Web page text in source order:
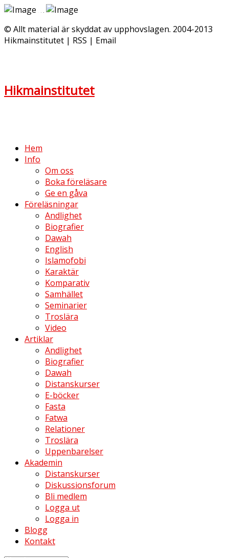
© Allt material är skyddat av upphovslagen. 2004-2013
Hikmainstitutet | RSS | Email
Hikmainstitutet
Hem
Info
Om oss
Boka föreläsare
Ge en gåva
Föreläsningar
Andlighet
Biografier
Dawah
English
Islamofobi
Karaktär
Komparativ
Samhället
Seminarier
Troslära
Video
Artiklar
Andlighet
Biografier
Dawah
Distanskurser
E-böcker
Fasta
Fatwa
Relationer
Troslära
Uppenbarelser
Akademin
Distanskurser
Diskussionsforum
Bli medlem
Logga ut
Logga in
Blogg
Kontakt